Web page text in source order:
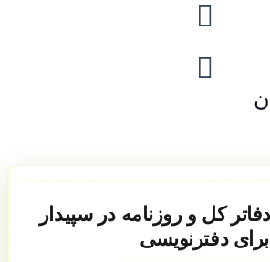
کل و روزنامه در سپیدار
برای دفترنویسی